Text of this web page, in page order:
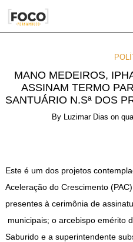
MANO MEDEIROS,
ASSINAM TERMO
SANTUÁRIO N.Sª DOS
By Luzimar Dias on
Este é um dos projetos
Aceleração do Crescimento
presentes à cerimônia de
municipais; o arcebispo emérito
Saburido e a superintendente